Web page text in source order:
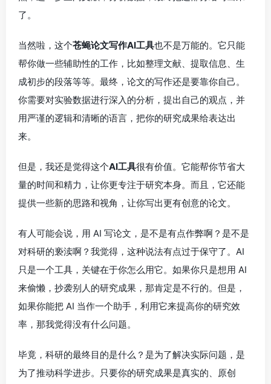
了。
当然啦，这个苍蝇论文写作AI工具也不是万能的。它只能
帮你做一些辅助性的工作，比如整理文献、提取信息、生
成初步的段落等等。最终，论文的写作还是要靠你自己。
你需要对实验数据进行深入的分析，提出自己的观点，并
用严谨的逻辑和清晰的语言，把你的研究成果给表达出
来。
但是，我还是觉得这个AI工具很有价值。它能帮你节省大
量的时间和精力，让你更专注于研究本身。而且，它还能
提供一些新的思路和视角，让你写出更有创意的论文。
有人可能会说，用 AI 写论文，是不是有点作弊啊？是不是
对科研的亵渎啊？我觉得，这种说法有点过于保守了。AI
只是一个工具，关键在于你怎么用它。如果你只是想用 AI
来偷懒，抄袭别人的研究成果，那肯定是不行的。但是，
如果你能把 AI 当作一个助手，利用它来提高你的研究效
率，那我觉得没有什么问题。
毕竟，科研的最终目的是什么？是为了解决实际问题，是
为了推动科学进步。只要你的研究成果是真实的、原创